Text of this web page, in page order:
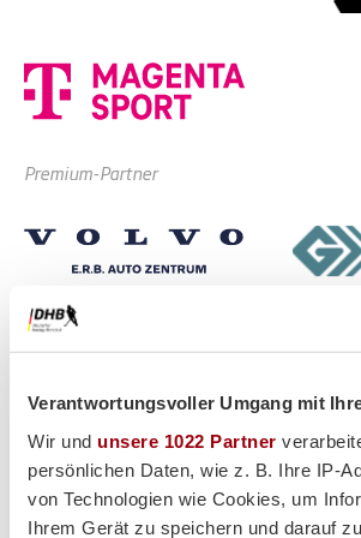
Verantwortungsvoller Umgang mit
Wir und unsere 1022 Partner
persönlichen Daten, wie z. B. Ihre IP-
von Technologien wie Cookies, um
Ihrem Gerät zu speichern und darauf
Premium-Partner